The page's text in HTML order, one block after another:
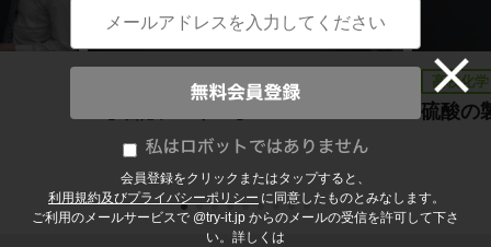
会員登録をクリックまたはタップすると、
利用規約及びプライバシーポリシー に同意したものとみなします。
ご利用のメールサービスで @try-it.jp からのメールの受信を許可して下さ
い。詳しくは
硫酸の
高校化学